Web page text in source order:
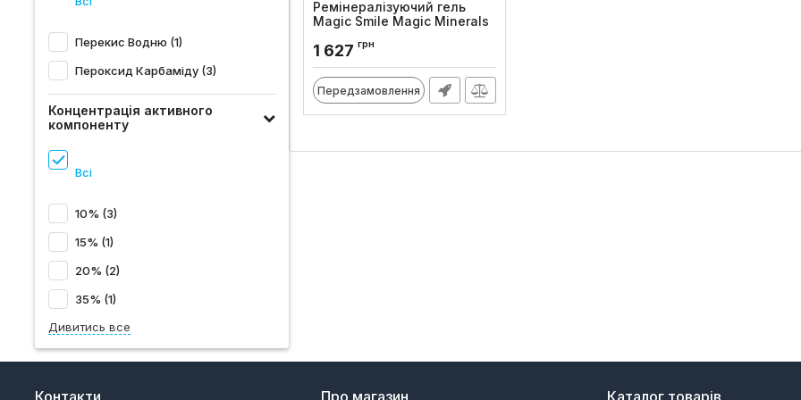
Перекис Водню (1)
Пероксид Карбаміду (3)
Концентрація активного
компоненту
Всі
10% (3)
15% (1)
20% (2)
35% (1)
Дивитись все
Ремінералізуючий гель
Magic Smile Magic Minerals
Код товару:
1 627 грн
Передзамовлення
Контакти Про магазин Каталог товарів